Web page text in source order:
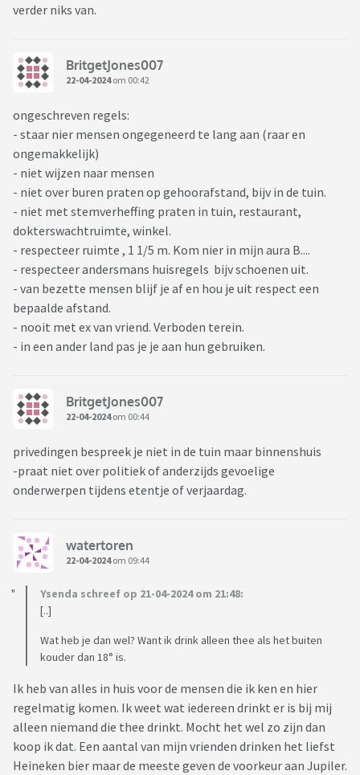
verder niks van.
BritgetJones007
22-04-2024om 00:42
ongeschreven regels:
- staar nier mensen ongegeneerd te lang aan (raar en
ongemakkelijk)
- niet wijzen naar mensen
- niet over buren praten op gehoorafstand, bijv in de tuin.
- niet met stemverheffing praten in tuin, restaurant,
dokterswachtruimte, winkel.
- respecteer ruimte , 1 1/5 m. Kom nier in mijn aura B....
- respecteer andersmans huisregels bijv schoenen uit.
- van bezette mensen blijf je af en hou je uit respect een
bepaalde afstand.
- nooit met ex van vriend. Verboden terein.
- in een ander land pas je je aan hun gebruiken.
BritgetJones007
22-04-2024om 00:44
privedingen bespreek je niet in de tuin maar binnenshuis
-praat niet over politiek of anderzijds gevoelige
onderwerpen tijdens etentje of verjaardag.
watertoren
22-04-2024om 09:44
Ysenda schreef op 21-04-2024 om 21:48:
[..]
Wat heb je dan wel? Want ik drink alleen thee als het buiten
kouder dan 18° is.
Ik heb van alles in huis voor de mensen die ik ken en hier
regelmatig komen. Ik weet wat iedereen drinkt er is bij mij
alleen niemand die thee drinkt. Mocht het wel zo zijn dan
koop ik dat. Een aantal van mijn vrienden drinken het liefst
Heineken bier maar de meeste geven de voorkeur aan Jupiler.